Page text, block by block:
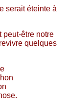
serait éteinte à
peut-être notre
quelques